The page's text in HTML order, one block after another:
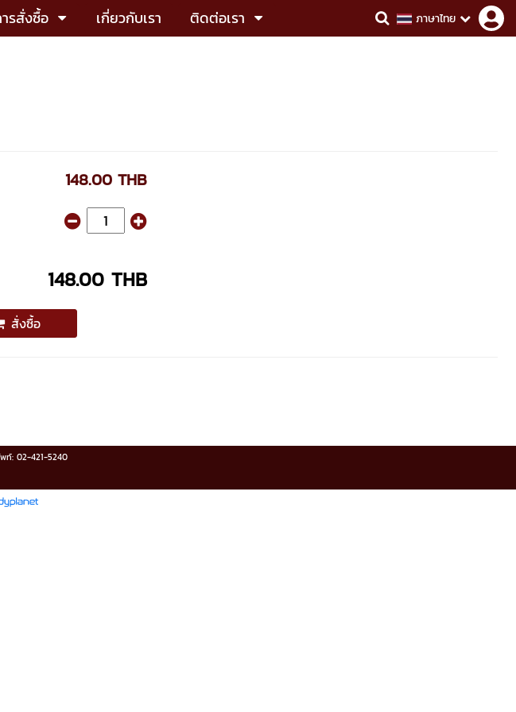
รสั่งซื้อ เกี่ยวกับเรา ติดต่อเรา ภาษาไทย
148.00 THB
148.00 THB
สั่งซื้อ
พท์: 02-421-5240